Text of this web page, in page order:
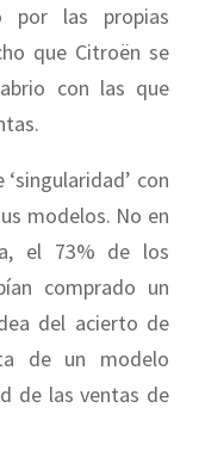
por las propias
que Citroën se
con las que
con
modelos. No en
el 73% de los
comprado un
del acierto de
de un modelo
de las ventas de